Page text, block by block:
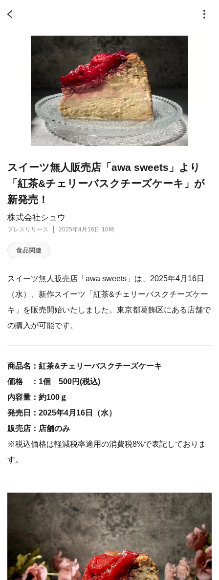
株式会社シュウ
プレスリリース 2025年4月16日 10時
スイーツ無人販売店「awa sweets」より
「紅茶&チェリーバスクチーズケーキ」が
新発売！
食品関連
スイーツ無人販売店「awa sweets」は、2025年4月16日
（水）、新作スイーツ「紅茶&チェリーバスクチーズケー
キ」を販売開始いたしました。東京都葛飾区にある店舗で
の購入が可能です。
商品名：紅茶&チェリーバスクチーズケーキ
価格 ：1個 500円(税込)
内容量：約100ｇ
発売日：2025年4月16日（水）
販売店：店舗のみ
※税込価格は軽減税率適用の消費税8%で表記しておりま
す。